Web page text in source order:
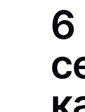
6